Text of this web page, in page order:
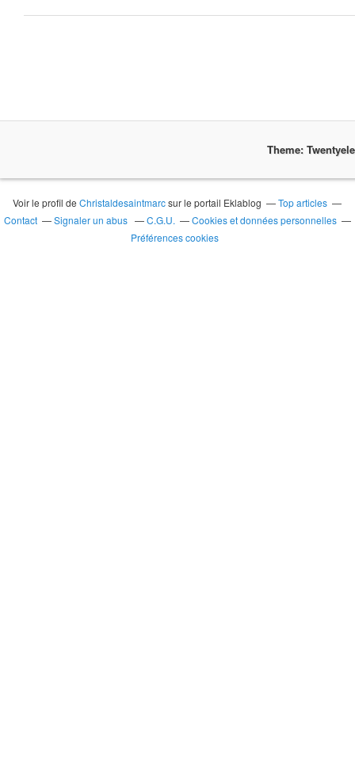
Theme:
Voir le profil deChristaldesaintmarcsur le portail Eklablog
Top articles
Contact
Signaler un abus C.G.U.
Cookies et données personnelles
Préférences cookies